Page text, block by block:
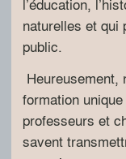
naturelles et qui
public.
Heureusement,
formation
professeurs et
savent